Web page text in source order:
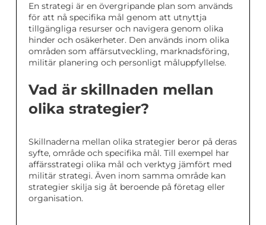
En strategi är en övergripande plan som används
för att nå specifika mål genom att utnyttja
tillgängliga resurser och navigera genom olika
hinder och osäkerheter. Den används inom olika
områden som affärsutveckling, marknadsföring,
militär planering och personligt måluppfyllelse.
Vad är skillnaden mellan
olika strategier?
Skillnaderna mellan olika strategier beror på deras
syfte, område och specifika mål. Till exempel har
affärsstrategi olika mål och verktyg jämfört med
militär strategi. Även inom samma område kan
strategier skilja sig åt beroende på företag eller
organisation.